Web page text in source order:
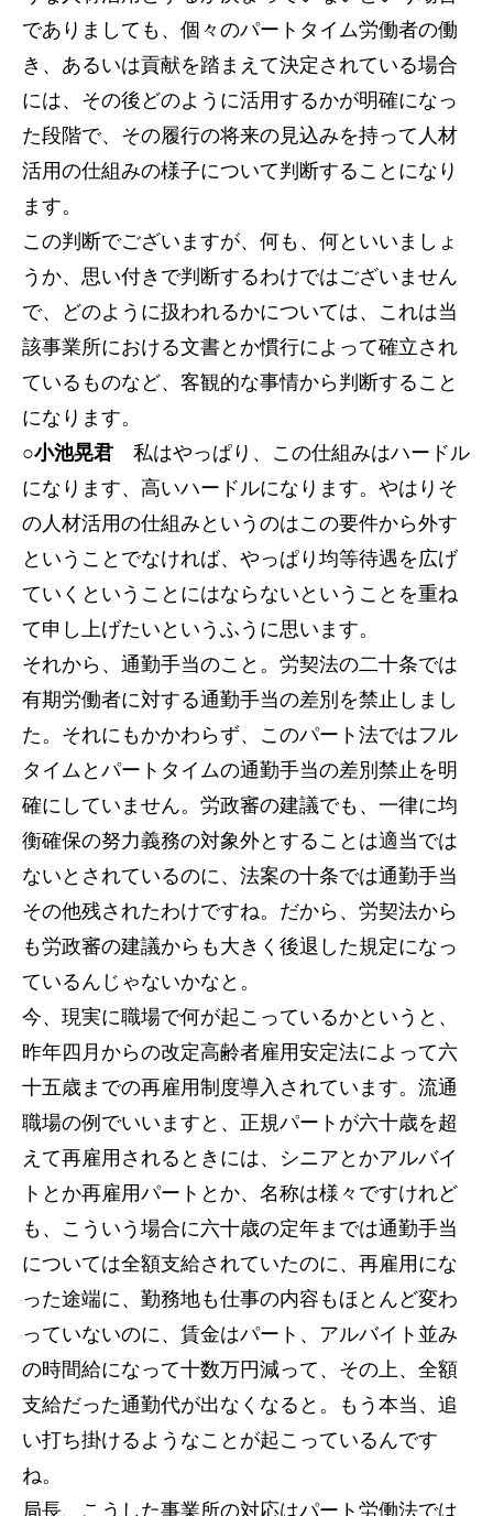
でありましても、個々のパートタイム労働者の働
き、あるいは貢献を踏まえて決定されている場合
には、その後どのように活用するかが明確になっ
た段階で、その履行の将来の見込みを持って人材
活用の仕組みの様子について判断することになり
ます。
この判断でございますが、何も、何といいましょ
うか、思い付きで判断するわけではございません
で、どのように扱われるかについては、これは当
該事業所における文書とか慣行によって確立され
ているものなど、客観的な事情から判断すること
になります。
○小池晃君 私はやっぱり、この仕組みはハードル
になります、高いハードルになります。やはりそ
の人材活用の仕組みというのはこの要件から外す
ということでなければ、やっぱり均等待遇を広げ
ていくということにはならないということを重ね
て申し上げたいというふうに思います。
それから、通勤手当のこと。労契法の二十条では
有期労働者に対する通勤手当の差別を禁止しまし
た。それにもかかわらず、このパート法ではフル
タイムとパートタイムの通勤手当の差別禁止を明
確にしていません。労政審の建議でも、一律に均
衡確保の努力義務の対象外とすることは適当では
ないとされているのに、法案の十条では通勤手当
その他残されたわけですね。だから、労契法から
も労政審の建議からも大きく後退した規定になっ
ているんじゃないかなと。
今、現実に職場で何が起こっているかというと、
昨年四月からの改定高齢者雇用安定法によって六
十五歳までの再雇用制度導入されています。流通
職場の例でいいますと、正規パートが六十歳を超
えて再雇用されるときには、シニアとかアルバイ
トとか再雇用パートとか、名称は様々ですけれど
も、こういう場合に六十歳の定年までは通勤手当
については全額支給されていたのに、再雇用にな
った途端に、勤務地も仕事の内容もほとんど変わ
っていないのに、賃金はパート、アルバイト並み
の時間給になって十数万円減って、その上、全額
支給だった通勤代が出なくなると。もう本当、追
い打ち掛けるようなことが起こっているんです
ね。
局長、こうした事業所の対応はパート労働法では